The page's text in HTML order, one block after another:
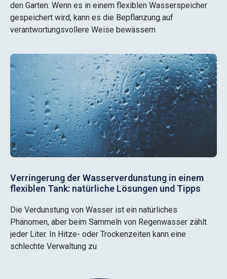
den Garten. Wenn es in einem flexiblen Wasserspeicher
gespeichert wird, kann es die Bepflanzung auf
verantwortungsvollere Weise bewässern
Verringerung der Wasserverdunstung in einem
flexiblen Tank: natürliche Lösungen und Tipps
Die Verdunstung von Wasser ist ein natürliches
Phänomen, aber beim Sammeln von Regenwasser zählt
jeder Liter. In Hitze- oder Trockenzeiten kann eine
schlechte Verwaltung zu